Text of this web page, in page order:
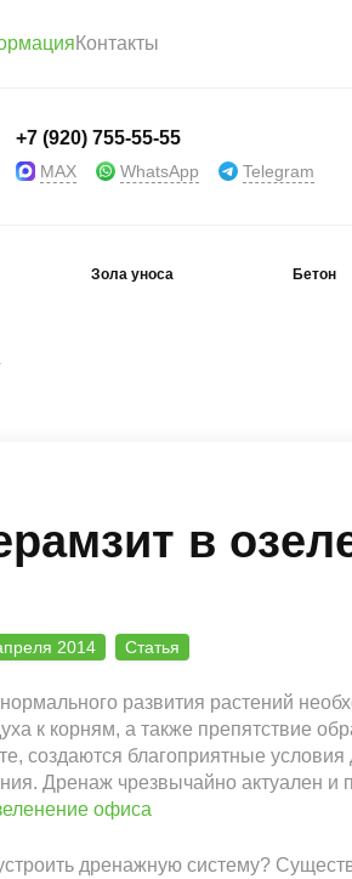
Контакты
+7 (920) 755-55-55
MAX WhatsApp Telegram
Зола уноса Бетон
в
2014 Статья
развития растений
к корням, а также препятствие
создаются благоприятные
Дренаж чрезвычайно актуален и
дренажную систему?